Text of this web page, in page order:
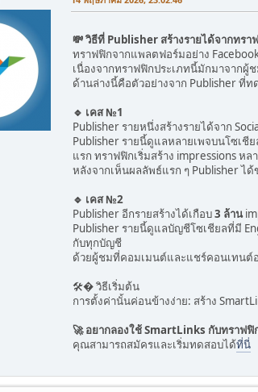
💸 วิธีที่ Publisher สร้างรายได้จากทร
ทราฟฟิกจากแพลตฟอร์มอย่าง
เนื่องจากทราฟฟิกประเภทนี้มักมาจากผู้
ด้านล่างนี้คือตัวอย่างจาก Publisher ที่ท
🔹 เคส №1
Publisher รายหนึ่งสร้างรายได้จาก
Publisher รายนี้ดูแลหลายเพจบนโซเชี
แรก ทราฟฟิกเริ่มสร้าง impressions ห
หลังจากเห็นผลลัพธ์แรก ๆ Publisher ไ
🔹 เคส №2
Publisher อีกรายสร้างได้เกือบ3 ล้าน
Publisher รายนี้ดูแลบัญชีโซเชียลที่มี
กับทุกบัญชี
ด้วยผู้ชมที่คอมเมนต์และแชร์คอนเทนต์อ
🛠� วิธีเริ่มต้น
การตั้งค่านั้นค่อนข้างง่าย: สร้าง
🚀 อยากลองใช้ SmartLinks กับทราฟ
คุณสามารถสมัครและเริ่มทดสอบได้ที่นี่